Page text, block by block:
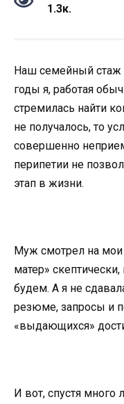
1.3к.
Наш семейный стаж
годы я, работая
стремилась найти
не получалось, то
совершенно
перипетии не
этап в жизни.
Муж смотрел на мои
матер»
будем. А я не
резюме, запросы и
«выдающихся»
И вот, спустя много